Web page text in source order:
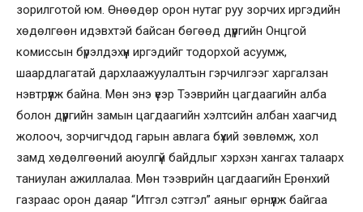
зорилготой юм. Өнөөдөр орон нутаг руу зорчих иргэдийн
хөдөлгөөн идэвхтэй байсан бөгөөд дүүргийн Онцгой
комиссын бүрэлдэхүүн иргэдийг тодорхой асуумж,
шаардлагатай дархлаажуулалтын гэрчилгээг харгалзан
нэвтрүүлж байна. Мөн энэ үеэр Тээврийн цагдаагийн алба
болон дүүргийн замын цагдаагийн хэлтсийн албан хаагчид
жолооч, зорчигчдод гарын авлага бүхий зөвлөмж, хол
замд хөдөлгөөний аюулгүй байдлыг хэрхэн хангах талаарх
таниулан ажиллалаа. Мөн тээврийн цагдаагийн Ерөнхий
газраас орон даяар “Итгэл сэтгэл” аяныг өрнүүлж байгаа